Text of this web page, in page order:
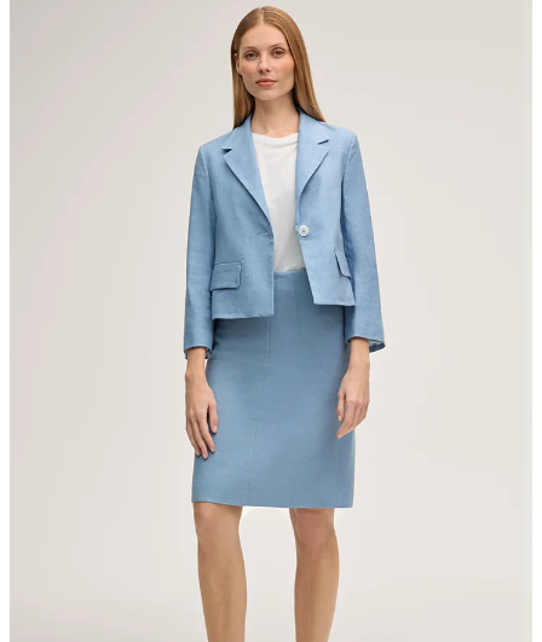
Maschinenwäsche bei 30°C, sehr schonend